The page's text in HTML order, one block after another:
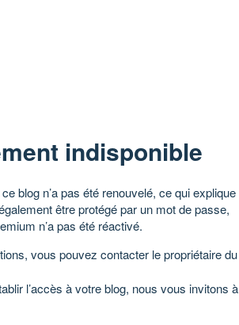
indisponible
blog n’a pas été renouvelé, ce qui explique
être protégé par un mot de passe,
n’a pas été réactivé.
vous pouvez contacter le propriétaire du
l’accès à votre blog, nous vous invitons à